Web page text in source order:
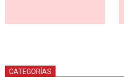
CATEGORÍAS